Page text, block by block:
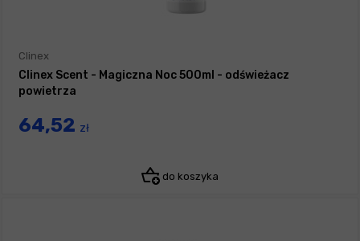
Clinex
Clinex Scent - Magiczna Noc 500ml - odświeżacz
powietrza
64,52 zł
do koszyka